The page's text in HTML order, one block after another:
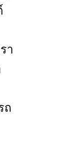
า
ถ